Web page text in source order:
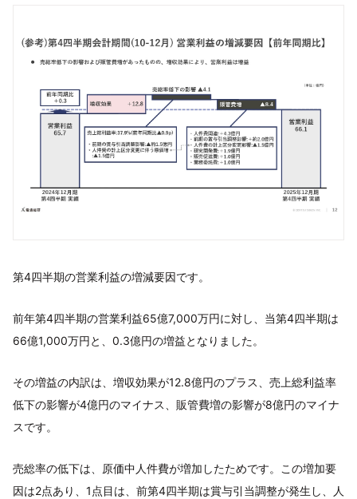
第4四半期の営業利益の増減要因です。
前年第4四半期の営業利益65億7,000万円に対し、当第4四半期は
66億1,000万円と、0.3億円の増益となりました。
その増益の内訳は、増収効果が12.8億円のプラス、売上総利益率
低下の影響が4億円のマイナス、販管費増の影響が8億円のマイナ
スです。
売総率の低下は、原価中⼈件費が増加したためです。この増加要
因は2点あり、1点⽬は、前第4四半期は賞与引当調整が発⽣し、⼈